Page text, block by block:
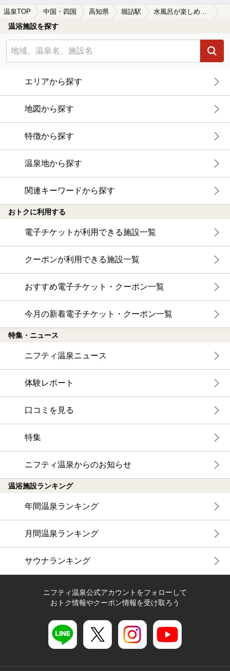
温泉TOP 中国・四国 高知県 堀詰駅 水風呂が楽しめる堀詰駅近くの温泉、日帰り温泉、スーパー銭湯おすすめ
温浴施設を探す
エリアから探す
地図から探す
特徴から探す
温泉地から探す
関連キーワードから探す
おトクに利用する
電子チケットが利用できる施設一覧
クーポンが利用できる施設一覧
おすすめ電子チケット・クーポン一覧
今月の新着電子チケット・クーポン一覧
特集・ニュース
ニフティ温泉ニュース
体験レポート
口コミを見る
特集
ニフティ温泉からのお知らせ
温浴施設ランキング
年間温泉ランキング
月間温泉ランキング
サウナランキング
ニフティ温泉公式アカウントをフォローして
おトク情報やクーポン情報を受け取ろう